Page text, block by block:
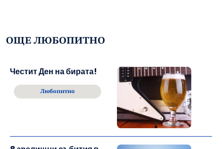
ОЩЕ ЛЮБОПИТНО
Честит Ден на бирата!
Любопитно